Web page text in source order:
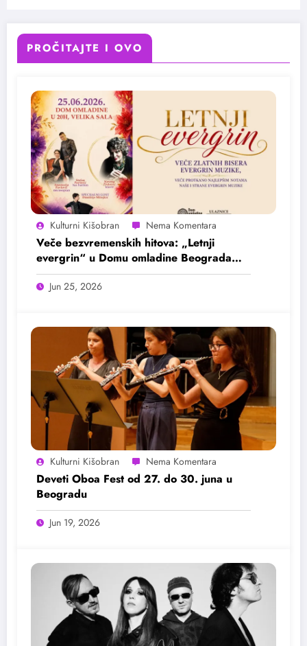
PROČITAJTE I OVO
Kulturni Kišobran
Veče bezvremenskih hitova: „Letnji
evergrin“ u Domu omladine Beograda
25. juna
Jun 25, 2026
Kulturni Kišobran
Deveti Oboa Fest od 27. do 30. juna u
Beogradu
Jun 19, 2026